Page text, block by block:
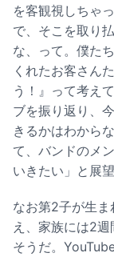
を客観視しちゃ
で、そこを取り
な、って。僕た
くれたお客さん
う！』って考え
ブを振り返り、
きるかはわから
て、バンドのメ
いきたい」と展
なお第2子が生
え、家族には2
そうだ。